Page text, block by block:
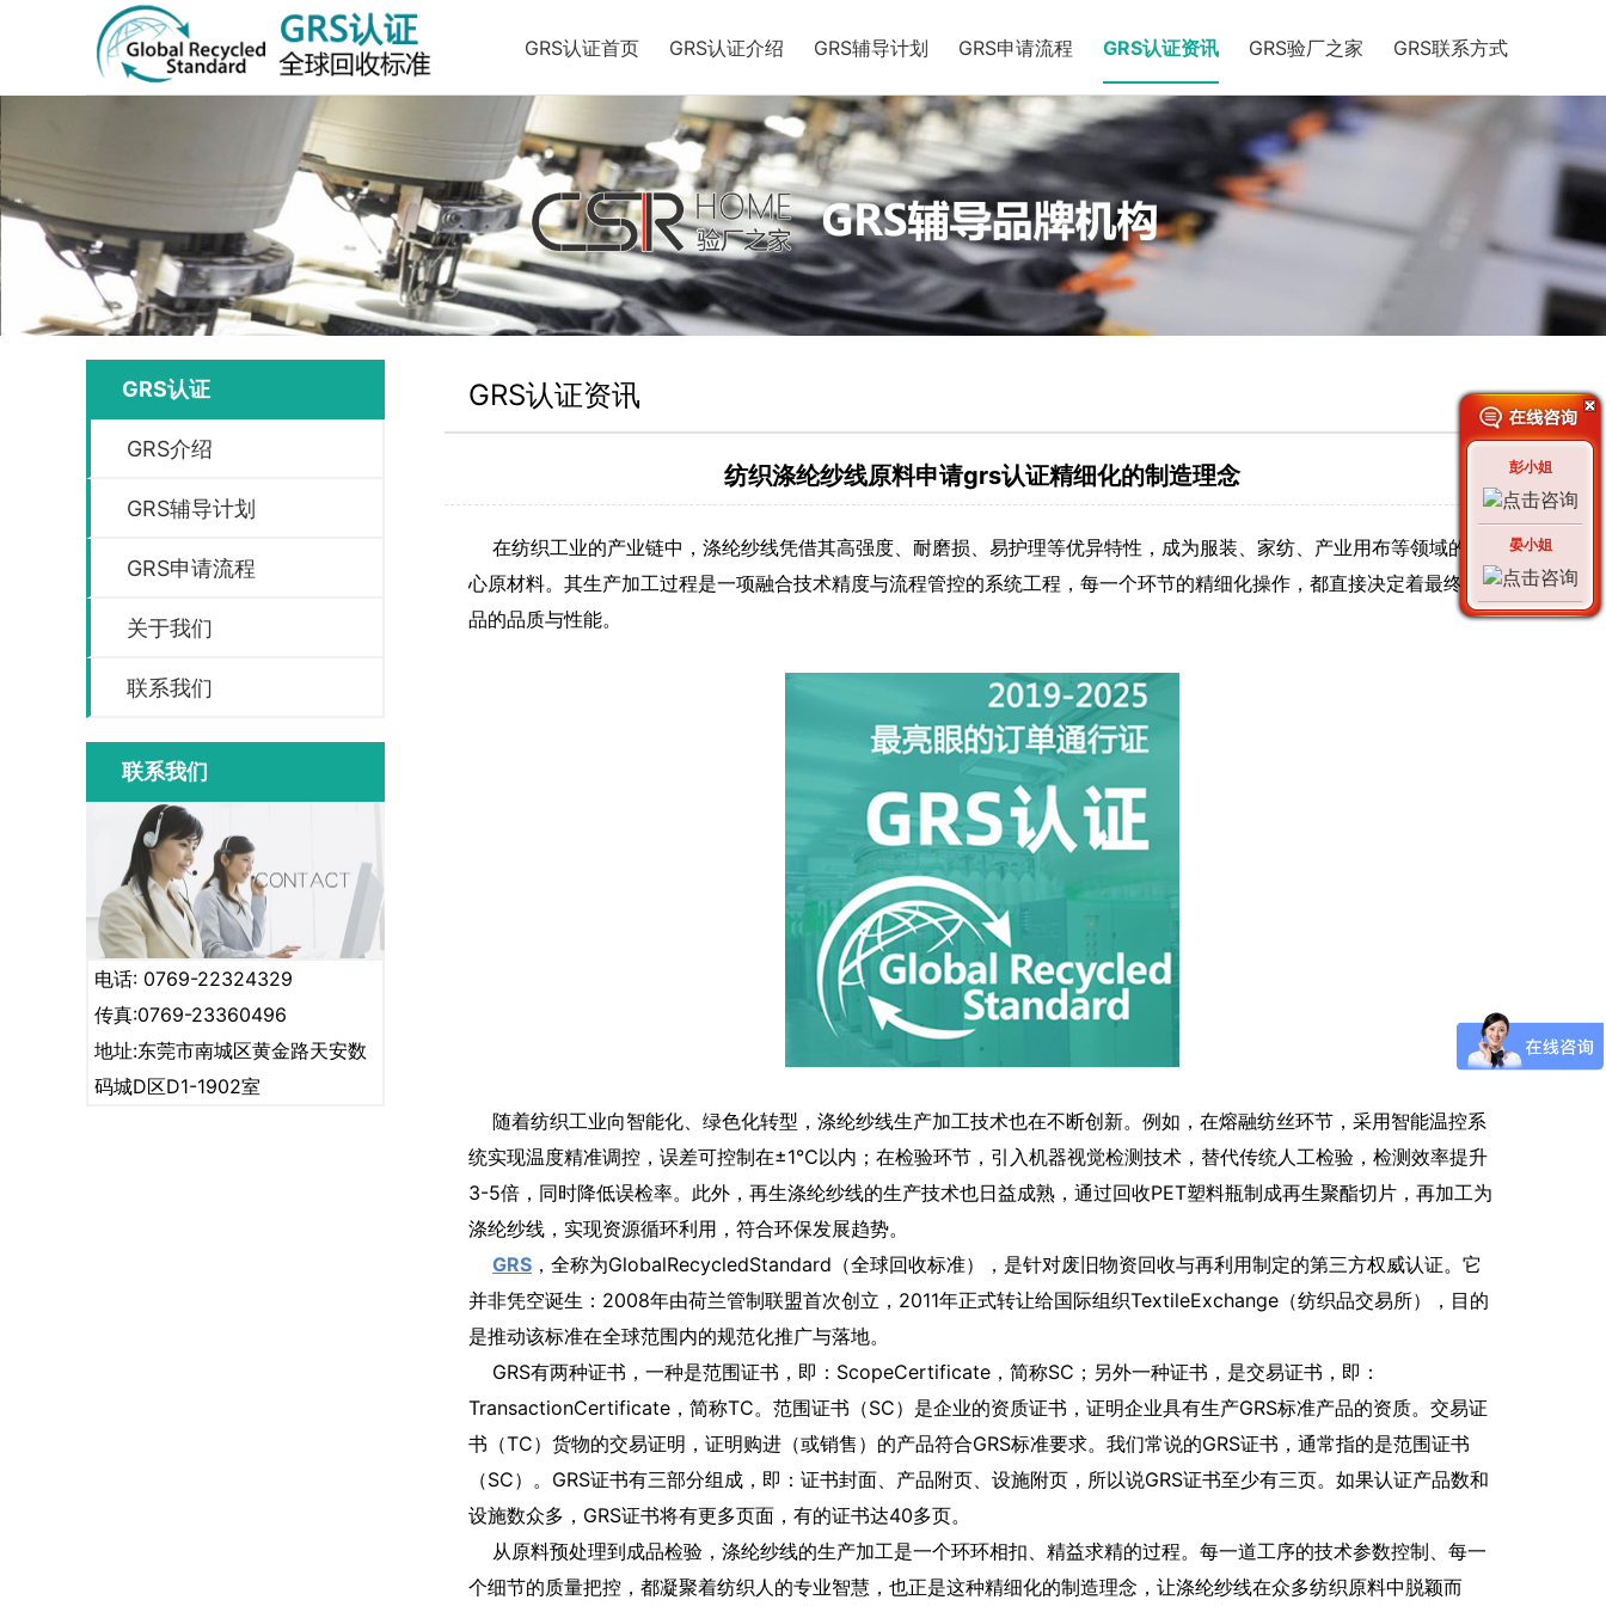
GRS认证首页 GRS认证介绍 GRS辅导计划 GRS申请流程 GRS认证资讯 GRS验厂之家 GRS联系方式
GRS认证
GRS介绍
GRS辅导计划
GRS申请流程
关于我们
联系我们
联系我们
电话: 0769-22324329
传真:0769-23360496
地址:东莞市南城区黄金路天安数
码城D区D1-1902室
GRS认证资讯
纺织涤纶纱线原料申请grs认证精细化的制造理念
在纺织工业的产业链中，涤纶纱线凭借其高强度、耐磨损、易护理等优异特性，成为服装、家纺、产业用布等领域的核
心原材料。其生产加工过程是一项融合技术精度与流程管控的系统工程，每一个环节的精细化操作，都直接决定着最终产
品的品质与性能。
随着纺织工业向智能化、绿色化转型，涤纶纱线生产加工技术也在不断创新。例如，在熔融纺丝环节，采用智能温控系
统实现温度精准调控，误差可控制在±1℃以内；在检验环节，引入机器视觉检测技术，替代传统人工检验，检测效率提升
3-5倍，同时降低误检率。此外，再生涤纶纱线的生产技术也日益成熟，通过回收PET塑料瓶制成再生聚酯切片，再加工为
涤纶纱线，实现资源循环利用，符合环保发展趋势。
GRS ，全称为GlobalRecycledStandard（全球回收标准），是针对废旧物资回收与再利用制定的第三方权威认证。它
并非凭空诞生：2008年由荷兰管制联盟首次创立，2011年正式转让给国际组织TextileExchange（纺织品交易所），目的
是推动该标准在全球范围内的规范化推广与落地。
GRS有两种证书，一种是范围证书，即：ScopeCertificate，简称SC；另外一种证书，是交易证书，即：
TransactionCertificate，简称TC。范围证书（SC）是企业的资质证书，证明企业具有生产GRS标准产品的资质。交易证
书（TC）货物的交易证明，证明购进（或销售）的产品符合GRS标准要求。我们常说的GRS证书，通常指的是范围证书
（SC）。GRS证书有三部分组成，即：证书封面、产品附页、设施附页，所以说GRS证书至少有三页。如果认证产品数和
设施数众多，GRS证书将有更多页面，有的证书达40多页。
从原料预处理到成品检验，涤纶纱线的生产加工是一个环环相扣、精益求精的过程。每一道工序的技术参数控制、每一
个细节的质量把控，都凝聚着纺织人的专业智慧，也正是这种精细化的制造理念，让涤纶纱线在众多纺织原料中脱颖而
彭小姐
晏小姐